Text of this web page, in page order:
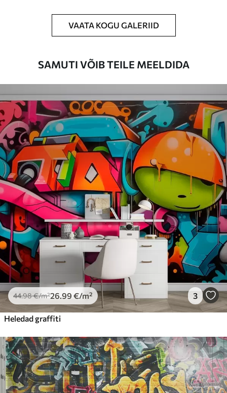
Saadaolevad materjalid
Standard
44 .98 26.99 €/m²
Premium
56.67 34.00€/m²
Premium vinüül
65.0039.00€/m²
Peel and Stick
49.00€/m²
VAATA KOGU GALERIID
SAMUTI VÕIB TEILE MEELDIDA
44.98€/m²26 .99 €/m² 3
Heledad graffiti